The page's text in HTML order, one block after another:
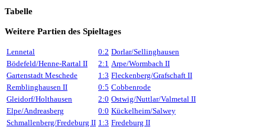
Tabelle
Weitere Partien des Spieltages
Lennetal 0:2 Dorlar/Sellinghausen
Bödefeld/Henne-Rartal II
2:1 Arpe/Wormbach II
Gartenstadt Meschede
1:3 Fleckenberg/Grafschaft II
Remblinghausen II
0:5 Cobbenrode
Gleidorf/Holthausen
2:0 Ostwig/Nuttlar/Valmetal II
Elpe/Andreasberg
0:0 Kückelheim/Salwey
Schmallenberg/Fredeburg II 1:3 Fredeburg II